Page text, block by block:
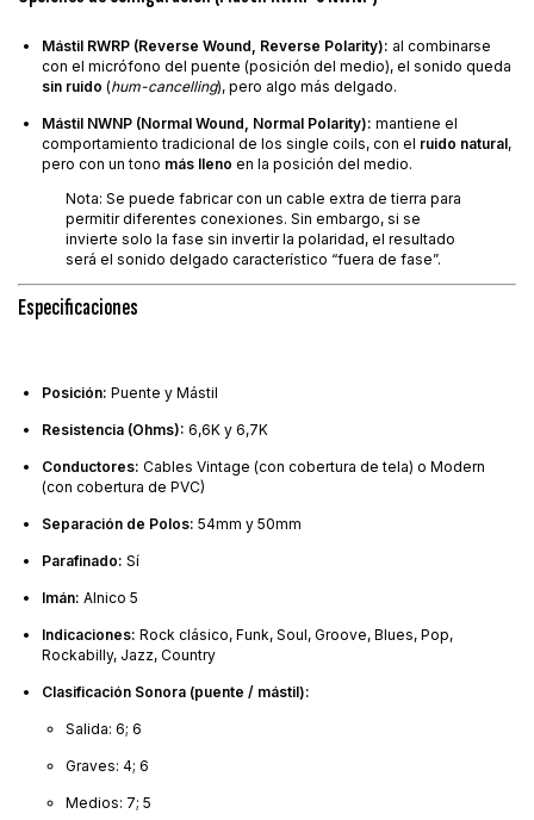
Mástil RWRP (Reverse Wound, Reverse Polarity): al combinarse
con el micrófono del puente (posición del medio), el sonido queda
sin ruido (hum-cancelling), pero algo más delgado.
Mástil NWNP (Normal Wound, Normal Polarity): mantiene el
comportamiento tradicional de los single coils, con el ruido natural,
pero con un tono más lleno en la posición del medio.
Nota: Se puede fabricar con un cable extra de tierra para
permitir diferentes conexiones. Sin embargo, si se
invierte solo la fase sin invertir la polaridad, el resultado
será el sonido delgado característico “fuera de fase”.
Especificaciones
Posición: Puente y Mástil
Resistencia (Ohms): 6,6K y 6,7K
Conductores: Cables Vintage (con cobertura de tela) o Modern
(con cobertura de PVC)
Separación de Polos: 54mm y 50mm
Parafinado: Sí
Imán: Alnico 5
Indicaciones: Rock clásico, Funk, Soul, Groove, Blues, Pop,
Rockabilly, Jazz, Country
Clasificación Sonora (puente / mástil):
Salida: 6; 6
Graves: 4; 6
Medios: 7; 5